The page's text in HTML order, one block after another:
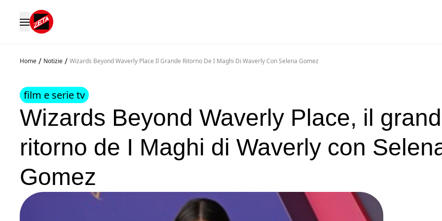
Home / Notizie / Wizards Beyond Waverly Place Il Grande Ritorno De I Maghi Di Waverly Con Selena Gomez
film e serie tv
Wizards Beyond Waverly Place, il
ritorno de I Maghi di Waverly con
Gomez